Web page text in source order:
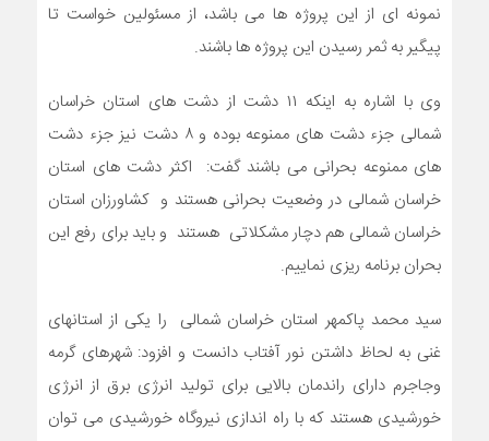
نمونه ای از این پروژه ها می باشد، از مسئولین خواست تا
پیگیر به ثمر رسیدن این پروژه ها باشند.
وی با اشاره به اینکه ۱۱ دشت از دشت های استان خراسان
شمالی جزء دشت های ممنوعه بوده و ۸ دشت نیز جزء دشت
های ممنوعه بحرانی می باشند گفت: اکثر دشت های استان
خراسان شمالی در وضعیت بحرانی هستند و کشاورزان استان
خراسان شمالی هم دچار مشکلاتی هستند و باید برای رفع این
بحران برنامه ریزی نماییم.
سید محمد پاکمهر استان خراسان شمالی را یکی از استانهای
غنی به لحاظ داشتن نور آفتاب دانست و افزود: شهرهای گرمه
وجاجرم دارای راندمان بالایی برای تولید انرژی برق از انرژی
خورشیدی هستند که با راه اندازی نیروگاه خورشیدی می توان